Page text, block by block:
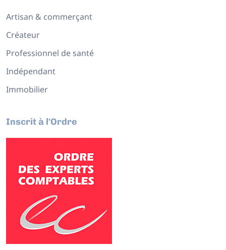
Artisan & commerçant
Créateur
Professionnel de santé
Indépendant
Immobilier
Inscrit à l'Ordre